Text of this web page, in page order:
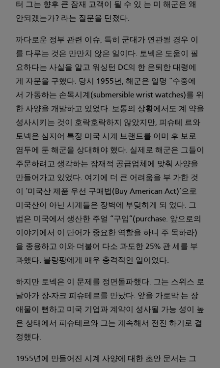
터 그는 향후 큰 잠재 고객이 될 수 있 는 미 해군은 왜
안되겠는가? 라는 질문을 던졌다.
까다로운 정부 관련 이슈, 특히 군대가 연관될 경우 이
를 다루는 것은 만만치 않은 일이다. 토넥은 도움이 필
요하다는 사실을 알고 워싱턴 DC의 한 은퇴한 대령에
게 자문을 구했다. 당시 1955년, 해군은 일명 “수중에
서 가동하는 손목시계(submersible wrist watches)를 위
한 사양을 개발하고 있었다. 보통의 상황에서도 계 약을
성사시키는 것이 호락호락하지 않았지만, 피슈테 르와
토넥은 심지어 특정 미국 시계 브랜드를 이미 후 보로
염두에 둔 해군을 상대해야 했다. 실제로 해군은 그들이
주문하려고 생각하는 잠재적 공급업체에 맞춰 사양을
만들어가고 있었다. 여기에 더 큰 어려움을 부 가한 것
이 ‘미국산 제품 우선 구매법(Buy American Act)’으로
미국산이 아닌 시계들은 장벽에 부딪히게 되 었다. 그
법은 미국에서 생산한 주얼 “구입”(purchase. 앞으로의
이야기에서 이 단어가 중요한 역할을 하니 주 목하라)
을 종용하고 이와 더불어 다소 과도한 25% 관 세를 부
과했다. 블랑팡에게 매우 충격적인 일이었다.
하지만 토넥은 이 문제를 정면돌파했다. 그는 스위스 로
날아가 장-자크 피슈테르를 만났다. 앞을 가로막 는 장
애물이 뻔하고 미국 기업과 계약이 성사될 가능 성이 높
은 상태에서 피슈테르와 그는 계속해서 전진 하기로 결
정했다.
1955년에 만들어진 시계 사양에 대한 초안 문서는 그